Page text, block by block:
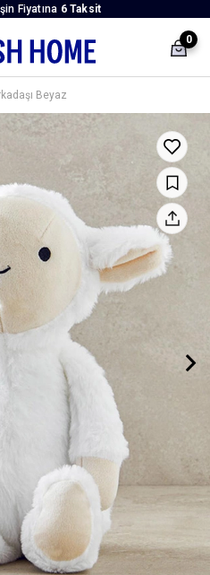
Fiyatına 6 Taksit
0
Beyaz